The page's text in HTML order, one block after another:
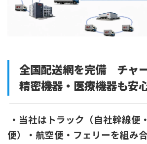
全国配送網を完備 チャ
精密機器・医療機器も安
・ 当社はトラック（自社幹線便
便）・航空便・フェリーを組み